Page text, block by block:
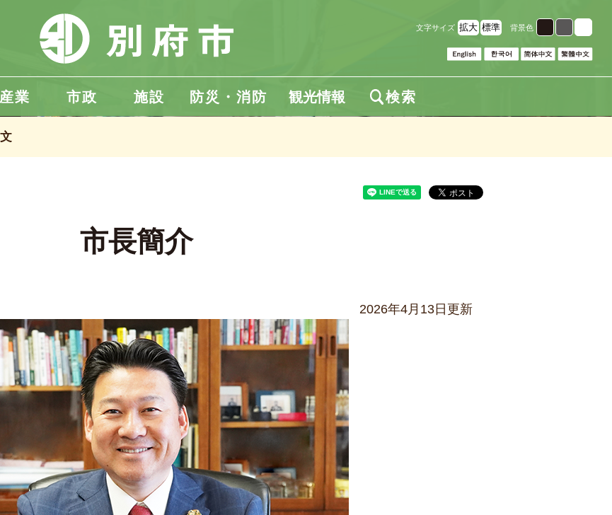
文字サイズ 拡大 標準 背景色
産業 市政 施設 防災・消防 観光情報 検索
市長簡介
2026年4月13日更新